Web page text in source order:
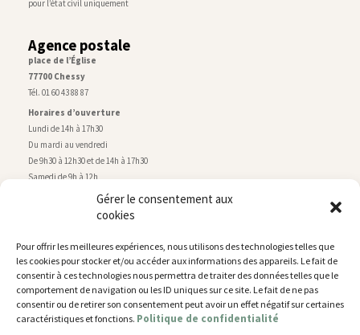
Gérer le consentement aux
cookies
Pour offrir les meilleures expériences, nous utilisons des technologies telles que
les cookies pour stocker et/ou accéder aux informations des appareils. Le fait de
consentir à ces technologies nous permettra de traiter des données telles que le
comportement de navigation ou les ID uniques sur ce site. Le fait de ne pas
consentir ou de retirer son consentement peut avoir un effet négatif sur certaines
caractéristiques et fonctions. Politique de confidentialité
pour l’état civil uniquement
Agence postale
place de l’Église
77700 Chessy
Tél. 01 60 43 88 87
Horaires d’ouverture
Lundi de 14h à 17h30
Du mardi au vendredi
De 9h30 à 12h30 et de 14h à 17h30
Samedi de 9h à 12h
Service technique
rue de Montry–77700 Chessy
Tél. 01 60 43 52 63
Horaires d’ouverture
Lundi, mardi et jeudi
De 9h à 11h45 et de 14h30 à 17h30